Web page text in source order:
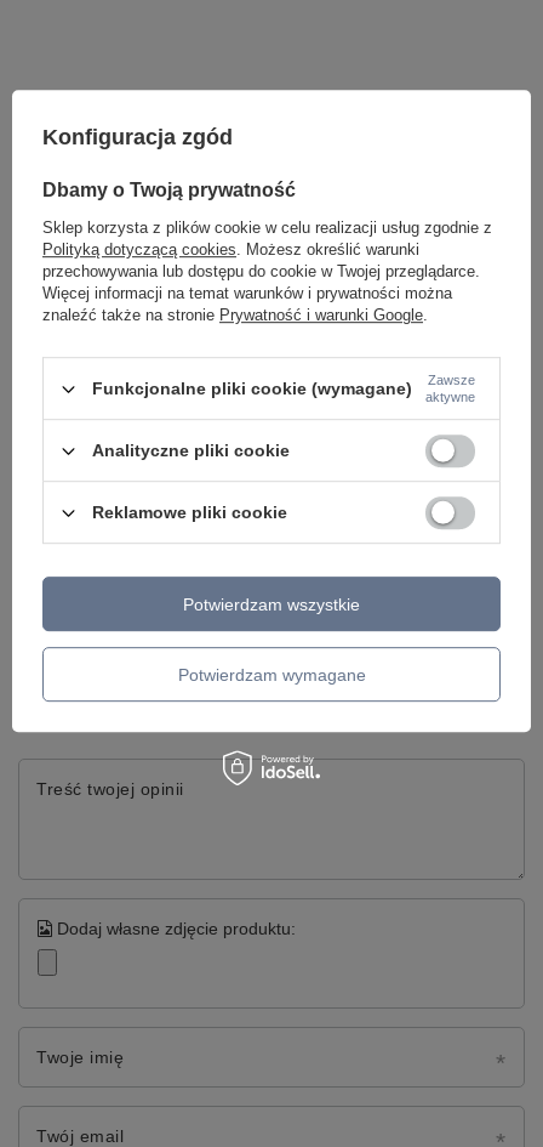
Potrzebujesz pomocy? Masz pytania lub
szybko i przygotujemy indywidualną ofertę
Napisz do nas
Model znajdziesz w kategoriach
Napisz swoją opinię
Twoja ocena:
5/5
Treść twojej opinii
Dodaj własne zdjęcie produktu:
Twoje imię
Twój email
Konfiguracja zgód
Dbamy o Twoją prywatność
Sklep korzysta z plików cookie w celu realizacji usług zgodnie z
Polityką dotyczącą cookies. Możesz określić warunki
przechowywania lub dostępu do cookie w Twojej przeglądarce.
Więcej informacji na temat warunków i prywatności można
znaleźć także na stronie Prywatność i warunki Google.
Funkcjonalne pliki cookie (wymagane)
Zawsze
aktywne
Analityczne pliki cookie
Reklamowe pliki cookie
Potwierdzam wymagane
Potwierdzam wszystkie